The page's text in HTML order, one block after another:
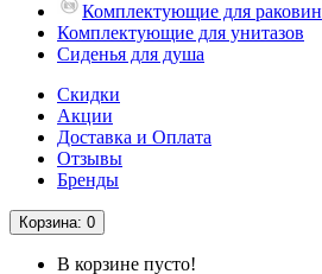
Комплектующие для раковин
Комплектующие для унитазов
Сиденья для душа
Скидки
Акции
Доставка и Оплата
Отзывы
Бренды
Корзина: 0
В корзине пусто!